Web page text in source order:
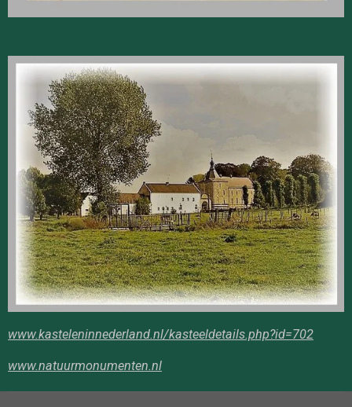
www.kasteleninnederland.nl/kasteeldetails.php?id=702
www.natuurmonumenten.nl